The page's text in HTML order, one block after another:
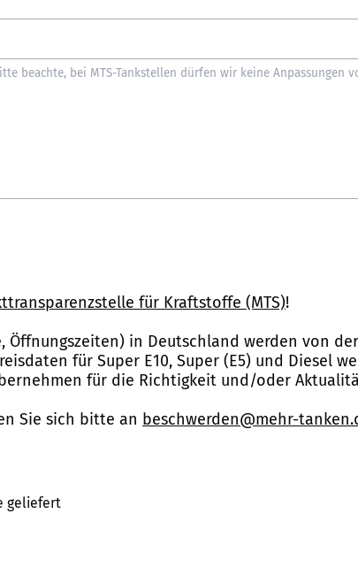
für Kraftstoffe (MTS)!
Öffnungszeiten) in Deutschland werden von
für Super E10, Super (E5) und Diesel
für die Richtigkeit und/oder
Sie sich bitte an beschwerden@mehr-
geliefert